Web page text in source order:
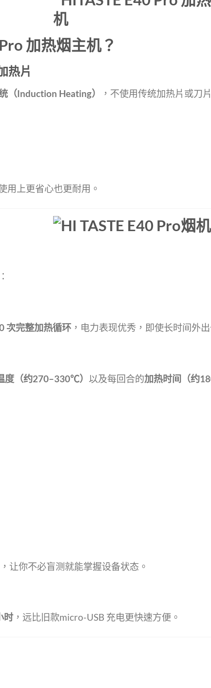
加热烟主机？
热片
（Induction Heating） ，不使用传统加热片或刀
用上更省心也更耐用。
次完整加热循环 ，电力表现优秀，即使长时间外
度（约270–330℃） 以及每回合的加热时间（约
让你不必盲测就能掌握设备状态。
时，远比旧款micro-USB 充电更快速方便。